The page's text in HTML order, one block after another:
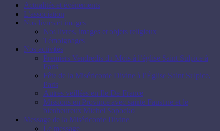
Actualités et évènements
L’association
Nos livres et images
Nos livres, images et objets religieux
Témoignages
Nos activités
Premiers Vendredis du Mois à l’église Saint Sulpice à
Paris
Fête de la Miséricorde Divine à l’Église Saint Sulpice,
Paris
Autres veillées en Ile-De-France
Missions en Province avec sainte Faustine et le
bienheureux Michel Sopocko
Message de la Miséricorde Divine
Le message